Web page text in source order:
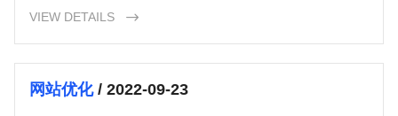
VIEW DETAILS 
网站优化/ 2022-09-23